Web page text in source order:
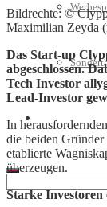
Geschäftskonto
Bildrechte: ©
Maximilian Zeyda
Das Start-up
abgeschlossen.
Tech Investor
Lead-Investor
In
die beiden
etablierte
überzeugen.
Starke Investoren